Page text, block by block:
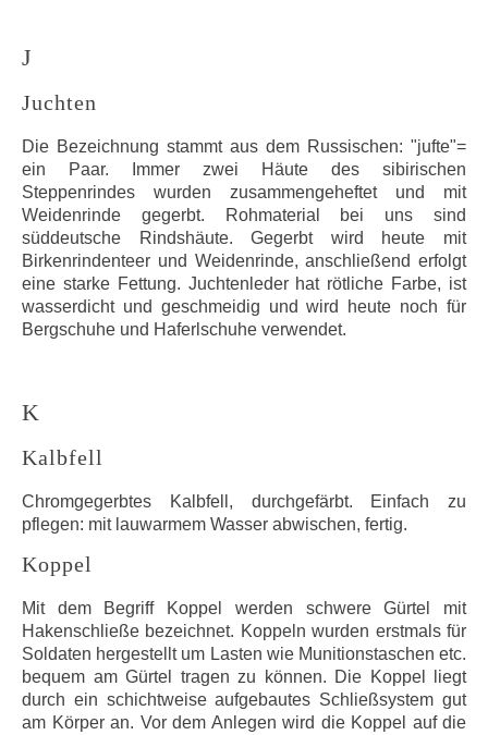
J
Juchten
Die Bezeichnung stammt aus dem Russischen: "jufte"=
ein Paar. Immer zwei Häute des sibirischen
Steppenrindes wurden zusammengeheftet und mit
Weidenrinde gegerbt. Rohmaterial bei uns sind
süddeutsche Rindshäute. Gegerbt wird heute mit
Birkenrindenteer und Weidenrinde, anschließend erfolgt
eine starke Fettung. Juchtenleder hat rötliche Farbe, ist
wasserdicht und geschmeidig und wird heute noch für
Bergschuhe und Haferlschuhe verwendet.
K
Kalbfell
Chromgegerbtes Kalbfell, durchgefärbt. Einfach zu
pflegen: mit lauwarmem Wasser abwischen, fertig.
Koppel
Mit dem Begriff Koppel werden schwere Gürtel mit
Hakenschließe bezeichnet. Koppeln wurden erstmals für
Soldaten hergestellt um Lasten wie Munitionstaschen etc.
bequem am Gürtel tragen zu können. Die Koppel liegt
durch ein schichtweise aufgebautes Schließsystem gut
am Körper an. Vor dem Anlegen wird die Koppel auf die